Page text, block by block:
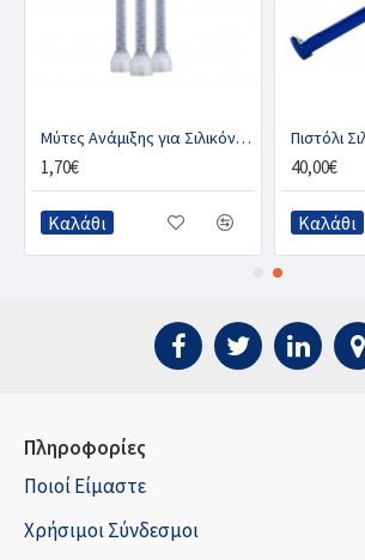
Μύτες Ανάμιξης για Σιλικόνες GLUE-U
1,70€
Καλάθι
40,00€
Καλάθι
Πληροφορίες
Ποιοί Είμαστε
Χρήσιμοι Σύνδεσμοι